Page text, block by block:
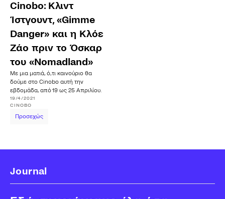
Cinobo: Κλιντ
Ίστγουντ, «Gimme
Danger» και η Κλόε
Ζάο πριν το Όσκαρ
του «Nomadland»
Με μια ματιά, ό,τι καινούριο θα
δούμε στο Cinobo αυτή την
εβδομάδα, από 19 ως 25 Απριλίου.
19/4/2021
CINOBO
Προσεχώς
Journal